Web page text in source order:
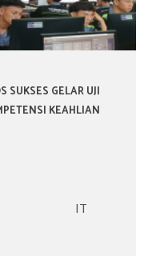
SUKSES GELAR UJI
KEAHLIAN
IT